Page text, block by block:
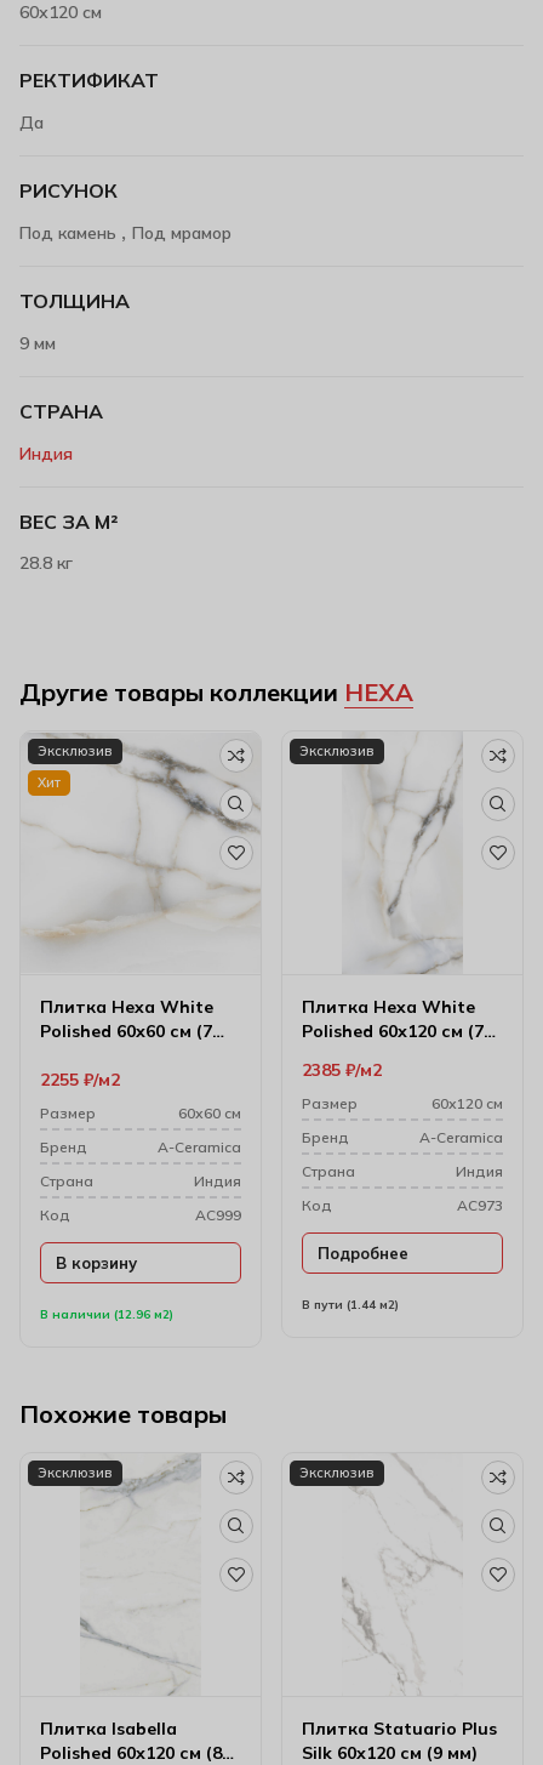
60х120 см
РЕКТИФИКАТ
Да
РИСУНОК
Под камень , Под мрамор
ТОЛЩИНА
9 мм
СТРАНА
Индия
ВЕС ЗА М²
28.8 кг
Другие товары коллекции HEXA
Эксклюзив
Хит
Плитка Hexa White
Polished 60х60 см (7
В наличии (12.96 м2)
2255 ₽ м2
Размер
60х60 см
Бренд
A-Ceramica
Cтрана
Индия
Код
AC999
В корзину
Эксклюзив
Плитка Hexa White
Polished 60х120 см (7
В пути (1.44 м2)
2385 ₽ м2
Размер
60х120 см
Бренд
A-Ceramica
Cтрана
Индия
Код
AC973
Подробнее
Похожие товары
Эксклюзив
Плитка Isabella
Polished 60х120 см (8
Эксклюзив
Плитка Statuario Plus
Silk 60х120 см (9 мм)